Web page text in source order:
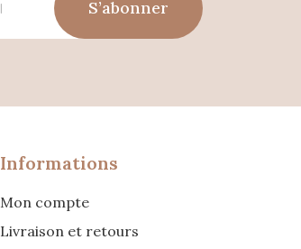
S’abonner
Informations
Mon compte
Livraison et retours